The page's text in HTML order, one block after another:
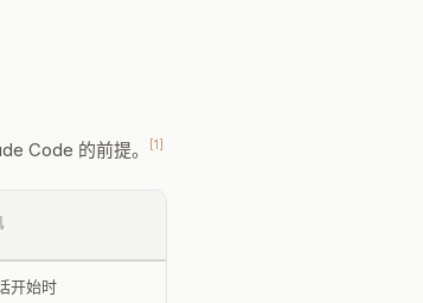
Code 的前提。 [1]
开始时